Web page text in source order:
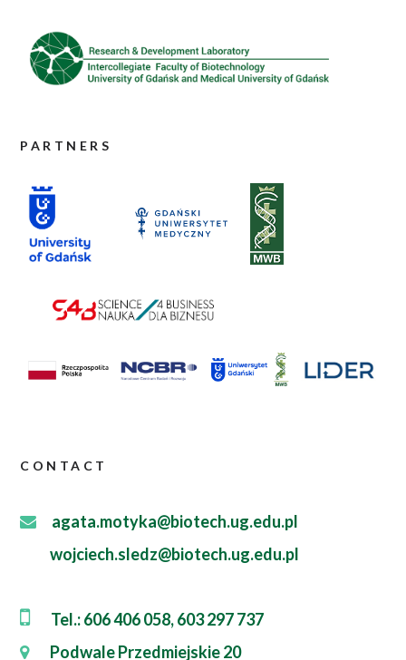
PARTNERS
CONTACT
agata.motyka@biotech.ug.edu.pl
wojciech.sledz@biotech.ug.edu.pl
Tel.: 606 406 058, 603 297 737
Podwale Przedmiejskie 20